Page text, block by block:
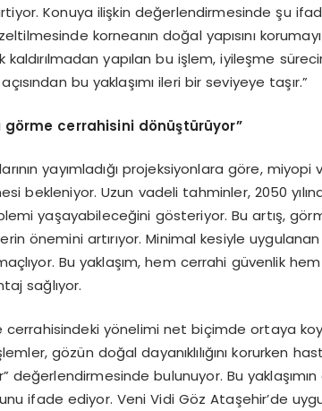
Konuya ilişkin değerlendirmesinde şu
korneanın doğal yapısını
yapılan bu işlem, iyileşme
bu yaklaşımı ileri bir seviyeye taşır.”
görme cerrahisini dönüştürüyor”
yayımladığı projeksiyonlara göre, miyopi
bekleniyor. Uzun vadeli tahminler, 2050
yaşayabileceğini gösteriyor. Bu artış,
önemini artırıyor. Minimal kesiyle
Bu yaklaşım, hem cerrahi güvenlik
sağlıyor.
cerrahisindeki yönelimi net biçimde ortaya
gözün doğal dayanıklılığını korurken
değerlendirmesinde bulunuyor. Bu
ifade ediyor. Veni Vidi Göz Ataşehir’de